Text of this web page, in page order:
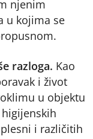
njenim
u kojima se
razloga. Kao
i život
u objektu
i različitih